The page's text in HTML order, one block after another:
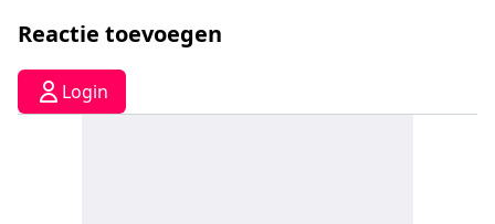
Reactie toevoegen
Login